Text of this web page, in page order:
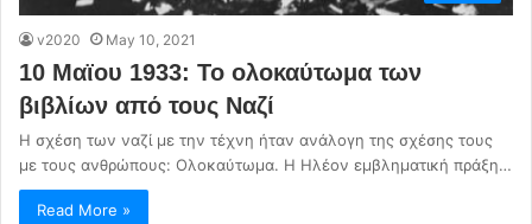
v2020 May 10, 2021
10 Μαϊου 1933: Το ολοκαύτωμα των
βιβλίων από τους Ναζί
Η σχέση των ναζί με την τέχνη ήταν ανάλογη της σχέσης τους
με τους ανθρώπους: Ολοκαύτωμα. Η Ηλέον εμβληματική πράξη…
Read More »